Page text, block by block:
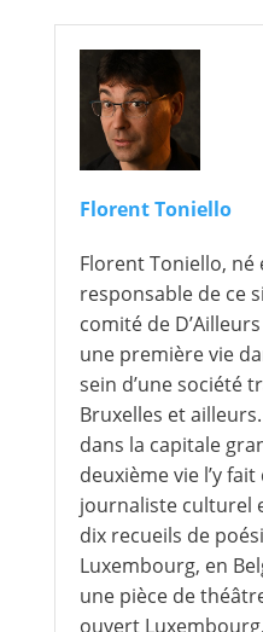
Florent Toniello
Florent Toniello, né
responsable de ce
comité de
une première vie
sein d’une société
Bruxelles et
dans la capitale
deuxième vie l’y
journaliste culturel
dix recueils de
Luxembourg, en
une pièce de
ouvert